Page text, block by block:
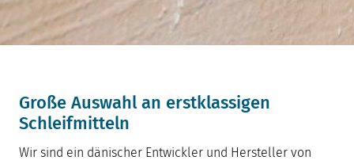
Große Auswahl an erstklassigen
Schleifmitteln
Wir sind ein dänischer Entwickler und Hersteller von